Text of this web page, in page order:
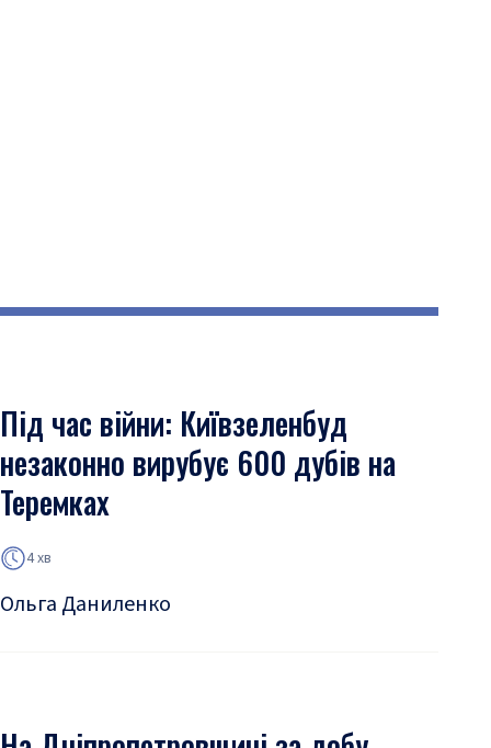
Під час війни: Київзеленбуд
незаконно вирубує 600 дубів на
Теремках
4 хв
Ольга Даниленко